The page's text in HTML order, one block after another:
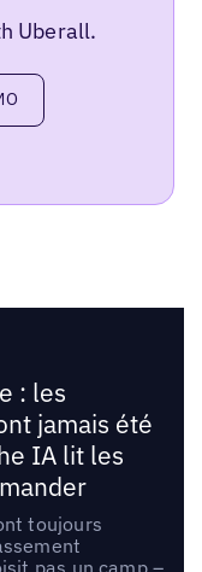
Uberall.
: les
jamais été
IA lit les
toujours
pas un camp –